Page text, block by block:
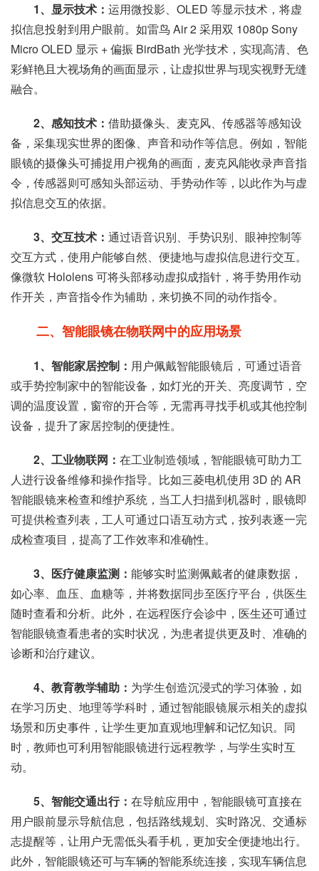
1、显示技术： 运用微投影、OLED 等显示技术，将虚
拟信息投射到用户眼前。如雷鸟 Air 2 采用双 1080p Sony
Micro OLED 显示 + 偏振 BirdBath 光学技术，实现高清、色
彩鲜艳且大视场角的画面显示，让虚拟世界与现实视野无缝
融合。
2、感知技术： 借助摄像头、麦克风、传感器等感知设
备，采集现实世界的图像、声音和动作等信息。例如，智能
眼镜的摄像头可捕捉用户视角的画面，麦克风能收录声音指
令，传感器则可感知头部运动、手势动作等，以此作为与虚
拟信息交互的依据。
3、交互技术： 通过语音识别、手势识别、眼神控制等
交互方式，使用户能够自然、便捷地与虚拟信息进行交互。
像微软 Hololens 可将头部移动虚拟成指针，将手势用作动
作开关，声音指令作为辅助，来切换不同的动作指令。
二、智能眼镜在物联网中的应用场景
1、智能家居控制： 用户佩戴智能眼镜后，可通过语音
或手势控制家中的智能设备，如灯光的开关、亮度调节，空
调的温度设置，窗帘的开合等，无需再寻找手机或其他控制
设备，提升了家居控制的便捷性。
2、工业物联网： 在工业制造领域，智能眼镜可助力工
人进行设备维修和操作指导。比如三菱电机使用 3D 的 AR
智能眼镜来检查和维护系统，当工人扫描到机器时，眼镜即
可提供检查列表，工人可通过口语互动方式，按列表逐一完
成检查项目，提高了工作效率和准确性。
3、医疗健康监测： 能够实时监测佩戴者的健康数据，
如心率、血压、血糖等，并将数据同步至医疗平台，供医生
随时查看和分析。此外，在远程医疗会诊中，医生还可通过
智能眼镜查看患者的实时状况，为患者提供更及时、准确的
诊断和治疗建议。
4、教育教学辅助： 为学生创造沉浸式的学习体验，如
在学习历史、地理等学科时，通过智能眼镜展示相关的虚拟
场景和历史事件，让学生更加直观地理解和记忆知识。同
时，教师也可利用智能眼镜进行远程教学，与学生实时互
动。
5、智能交通出行： 在导航应用中，智能眼镜可直接在
用户眼前显示导航信息，包括路线规划、实时路况、交通标
志提醒等，让用户无需低头看手机，更加安全便捷地出行。
此外，智能眼镜还可与车辆的智能系统连接，实现车辆信息